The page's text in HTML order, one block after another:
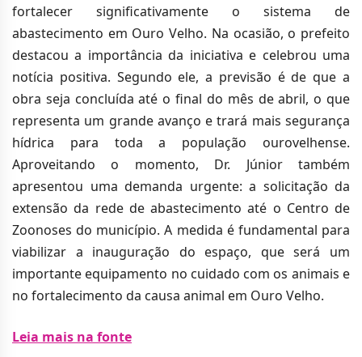
fortalecer significativamente o sistema de
abastecimento em Ouro Velho. Na ocasião, o prefeito
destacou a importância da iniciativa e celebrou uma
notícia positiva. Segundo ele, a previsão é de que a
obra seja concluída até o final do mês de abril, o que
representa um grande avanço e trará mais segurança
hídrica para toda a população ourovelhense.
Aproveitando o momento, Dr. Júnior também
apresentou uma demanda urgente: a solicitação da
extensão da rede de abastecimento até o Centro de
Zoonoses do município. A medida é fundamental para
viabilizar a inauguração do espaço, que será um
importante equipamento no cuidado com os animais e
no fortalecimento da causa animal em Ouro Velho.
Leia mais na fonte